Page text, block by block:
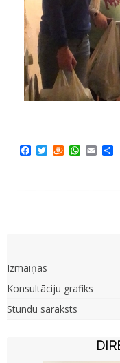
Facebook
TwitterDraugiem
Email
Izmaiņas
Konsultāciju grafiks
Stundu saraksts